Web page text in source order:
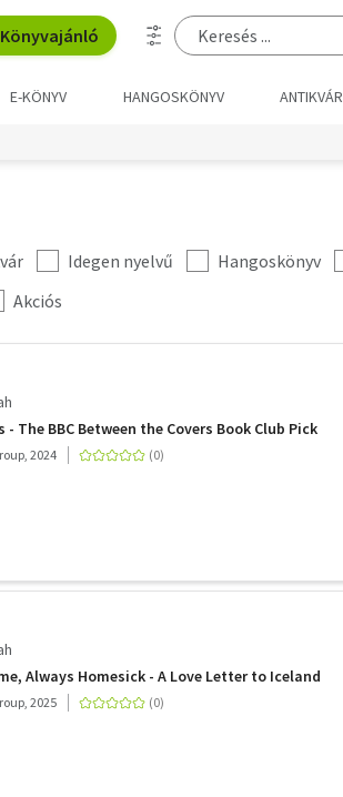
E-KÖNYV HANGOSKÖNYV ANTIKVÁR
Idegen nyelvű Hangoskönyv
Akciós
- The BBC Between the Covers Book Club Pick
2024
Always Homesick - A Love Letter to Iceland
2025